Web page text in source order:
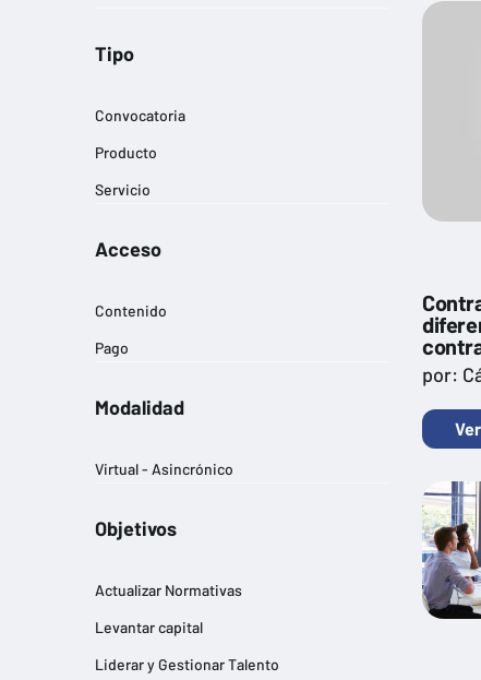
Tipo
Convocatoria
Producto
Servicio
Acceso
Contenido
Pago
Modalidad
Virtual - Asincrónico
Objetivos
Actualizar Normativas
Levantar capital
Liderar y Gestionar Talento
por: